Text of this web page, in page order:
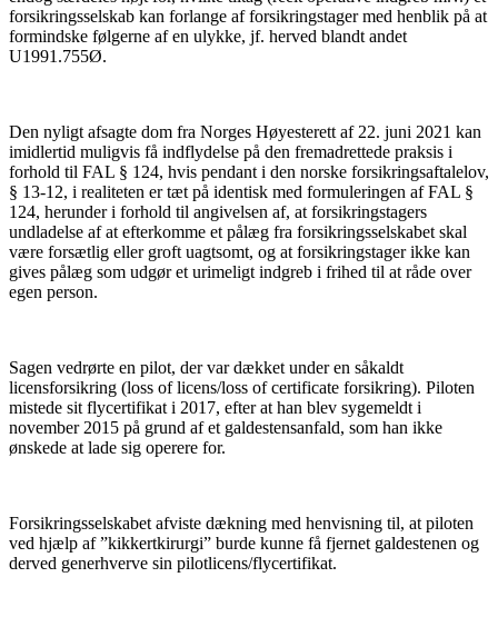
forsikringsselskab kan forlange af forsikringstager med henblik på at
formindske følgerne af en ulykke, jf. herved blandt andet
U1991.755Ø.
Den nyligt afsagte dom fra Norges Høyesterett af 22. juni 2021 kan
imidlertid muligvis få indflydelse på den fremadrettede praksis i
forhold til FAL § 124, hvis pendant i den norske forsikringsaftalelov,
§ 13-12, i realiteten er tæt på identisk med formuleringen af FAL §
124, herunder i forhold til angivelsen af, at forsikringstagers
undladelse af at efterkomme et pålæg fra forsikringsselskabet skal
være forsætlig eller groft uagtsomt, og at forsikringstager ikke kan
gives pålæg som udgør et urimeligt indgreb i frihed til at råde over
egen person.
Sagen vedrørte en pilot, der var dækket under en såkaldt
licensforsikring (loss of licens/loss of certificate forsikring). Piloten
mistede sit flycertifikat i 2017, efter at han blev sygemeldt i
november 2015 på grund af et galdestensanfald, som han ikke
ønskede at lade sig operere for.
Forsikringsselskabet afviste dækning med henvisning til, at piloten
ved hjælp af ”kikkertkirurgi” burde kunne få fjernet galdestenen og
derved generhverve sin pilotlicens/flycertifikat.